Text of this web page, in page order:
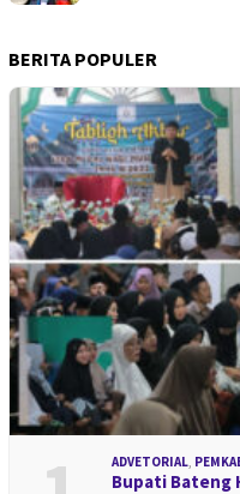
BERITA POPULER
ADVETORIAL
Bupati Bateng